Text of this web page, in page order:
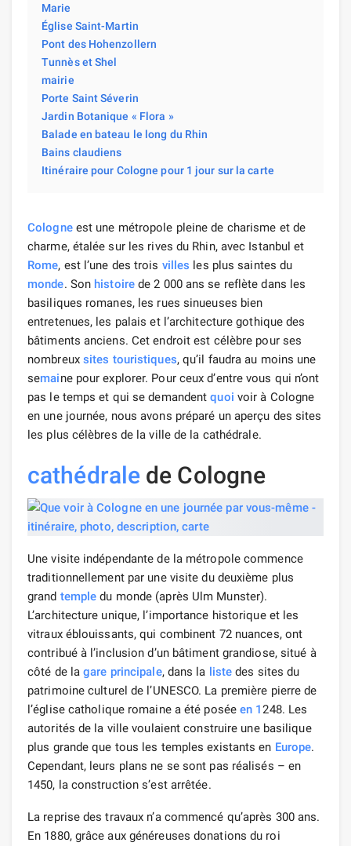
Marie
Église Saint-Martin
Pont des Hohenzollern
Tunnès et Shel
mairie
Porte Saint Séverin
Jardin Botanique « Flora »
Balade en bateau le long du Rhin
Bains claudiens
Itinéraire pour Cologne pour 1 jour sur la carte
Cologneest une métropole pleine de charisme et de
charme, étalée sur les rives du Rhin, avec Istanbul et
Rome, est l’une des trois villes les plus saintes du
monde. Son histoirede 2 000 ans se reflète dans les
basiliques romanes, les rues sinueuses bien
entretenues, les palais et l’architecture gothique des
bâtiments anciens. Cet endroit est célèbre pour ses
nombreux sites touristiques, qu’il faudra au moins une
semaine pour explorer. Pour ceux d’entre vous qui n’ont
pas le temps et qui se demandentquoi voir à Cologne
en une journée, nous avons préparé un aperçu des sites
les plus célèbres de la ville de la cathédrale.
cathédrale de Cologne
Une visite indépendante de la métropole commence
traditionnellement par une visite du deuxième plus
grand temple du monde (après Ulm Munster).
L’architecture unique, l’importance historique et les
vitraux éblouissants, qui combinent 72 nuances, ont
contribué à l’inclusion d’un bâtiment grandiose, situé à
côté de lagare principale, dans la liste des sites du
patrimoine culturel de l’UNESCO. La première pierre de
l’église catholique romaine a été poséeen 1248. Les
autorités de la ville voulaient construire une basilique
plus grande que tous les temples existants en Europe.
Cependant, leurs plans ne se sont pas réalisés – en
1450, la construction s’est arrêtée.
La reprise des travaux n’a commencé qu’après 300 ans.
En 1880, grâce aux généreuses donations du roi